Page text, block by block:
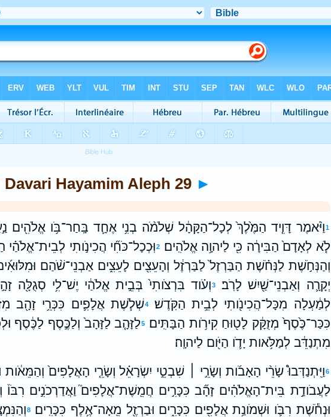
Davari Hayamim Aleph 29 ►
1וַיֹּ֨אמֶר דָּוִ֤יד הַמֶּ֙לֶךְ֙ לְכָל־הַקָּהָ֔ל שְׁלֹמֹ֨ה בְנִ֥י אֶחָ֛ד בָּֽחַר־בֹּ֥ו אֱלֹהִ֖ים
לֹ֤א לְאָדָם֙ הַבִּירָ֔ה כִּ֖י לַיהוָ֥ה אֱלֹהִֽים׃
2וּֽכְכָל־כֹּחִ֞י הֲכִינֹ֣ותִי
וְהַנְּחֹ֣שֶׁת לַנְּחֹ֗שֶׁת הַבַּרְזֶל֙ לַבַּרְזֶ֔ל וְהָעֵצִ֖ים לָעֵצִ֑ים אַבְנֵי־שֹׁ֨הַם
יְקָרָ֛ה וְאַבְנֵי־שַׁ֖יִשׁ לָרֹֽב׃
3וְעֹ֗וד בִּרְצֹותִי֙ בְּבֵ֣ית אֱלֹהַ֔י יֶשׁ־לִ֥י סְגֻלָּ֖ה
לְמַ֔עְלָה מִכָּל־הֲכִינֹ֖ותִי לְבֵ֥ית הַקֹּֽדֶשׁ׃
4שְׁלֹ֧שֶׁת אֲלָפִ֛ים כִּכְּרֵ֥י זָהָ֖ב
כִּכַּר־כֶּ֙סֶף֙ מְזֻקָּ֔ק לָט֖וּחַ קִירֹ֥ות הַבָּתִּֽים׃
5לַזָּהָ֤ב לַזָּהָב֙ וְלַכֶּ֣סֶף לַכֶּ֔סֶף
מִתְנַדֵּ֔ב לְמַלֹּ֥אות יָדֹ֛ו הַיֹּ֖ום לַיהוָֽה׃
6וַיִּֽתְנַדְּבוּ֩ שָׂרֵ֨י הָאָבֹ֜ות וְשָׂרֵ֣י ׀ שִׁבְטֵ֣י יִשְׂרָאֵ֗ל וְשָׂרֵ֤י הָאֲלָפִים֙
לַעֲבֹודַ֣ת בֵּית־הָאֱלֹהִ֗ים זָהָ֞ב כִּכָּרִ֣ים חֲמֵֽשֶׁת־אֲלָפִים֮ וַאֲדַרְכֹנִ֣ים
וּנְחֹ֕שֶׁת רִבֹּ֛ו וּשְׁמֹונַ֥ת אֲלָפִ֖ים כִּכָּרִ֑ים וּבַרְזֶ֖ל מֵֽאָה־אֶ֥לֶף כִּכָּרִֽים׃
8